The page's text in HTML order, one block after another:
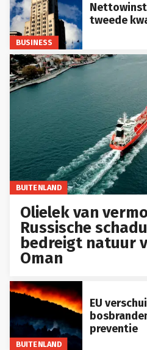
BUSINESS
tweede
BUITENLAND
Olielek van
Russische
bedreigt natuur
Oman
BUITENLAND
EU
preventie